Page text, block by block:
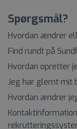
Spørgsmål?
Hvordan ændrer
Find rundt på
Hvordan opretter
Jeg har glemt mit
Hvordan ændrer